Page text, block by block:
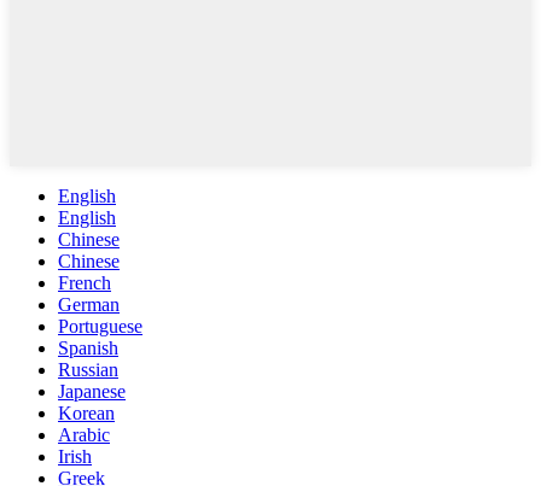
English
English
Chinese
Chinese
French
German
Portuguese
Spanish
Russian
Japanese
Korean
Arabic
Irish
Greek